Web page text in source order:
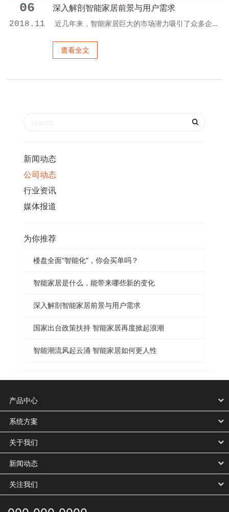
06
2018.11
深入解剖智能家居前景与用户需求
近几年来，智能家居巨大的市场潜力吸引了众多企业纷纷踏至而来，为能够抢占这块蛋糕做着充分的准备。然而，看似已经迈上大好之路的智能家居，却没有产生厂商所期待的那种效果。随着市场普及的不断扩大，智能家居也将会迎来低价时代，这其中离不开房地产商的推助以及物联网技术的发展。 智能家居前景分析 智能家居一直以来留给大家的印象，多半也就是高科技、方便，什么远程、实时、定时控制，再有灯光控制、窗帘...
查看全文
新闻动态
公司动态
行业资讯
媒体报道
为你推荐
楼盘全面“智能化”，你会买单吗？
智能家居是什么，能带来哪些新的变化
深入解剖智能家居前景与用户需求
国家出台政策扶持 智能家居再度掀起浪潮
智能潮流风起云涌 智能家居如何更人性
产品中心
系统方案
关于我们
新闻动态
关注我们